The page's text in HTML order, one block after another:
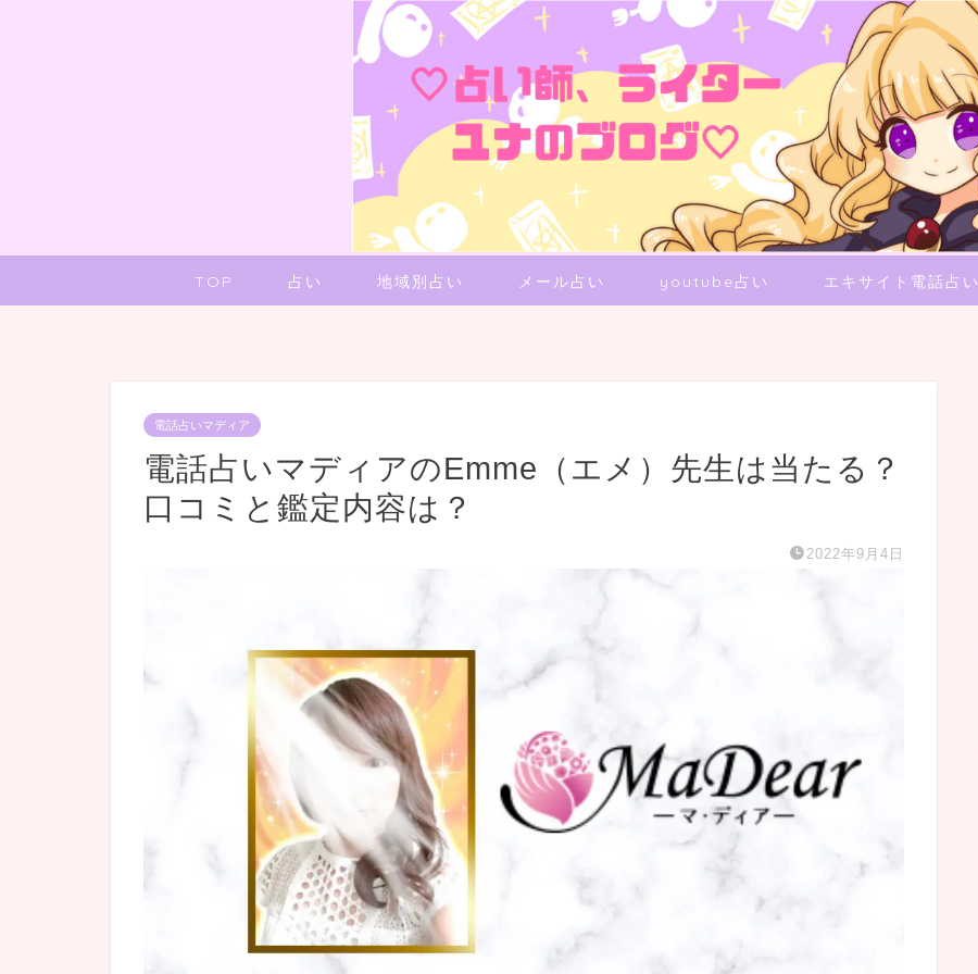
TOP 占い 地域別占い メール占い youtube占い エキサイト電話占い
電話占いマディア
電話占いマディアのEmme（エメ）先生は当たる？
口コミと鑑定内容は？
2022年9月4日